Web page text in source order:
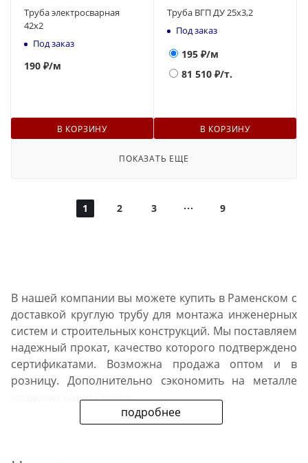
Труба электросварная
42x2
Под заказ
190 ₽/м
В КОРЗИНУ
Труба ВГП ДУ 25х3,2
Под заказ
195 ₽/м
81 510 ₽/т.
В КОРЗИНУ
ПОКАЗАТЬ ЕЩЕ
1 2 3 9
подробнее
В нашей компании вы можете купить в Раменском с
доставкой круглую трубу для монтажа инженерных
систем и строительных конструкций. Мы поставляем
надежный прокат, качество которого подтверждено
сертификатами. Возможна продажа оптом и в
розницу. Дополнительно сэкономить на металле
позволят наши скидки.